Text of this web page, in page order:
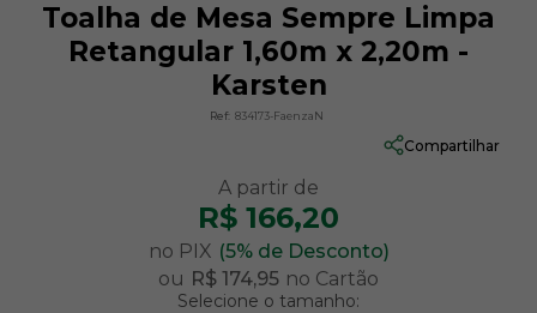
Toalha de Mesa Sempre Limpa
Retangular 1,60m x 2,20m -
Karsten
Ref: 834173-FaenzaN
Compartilhar
R$ 166,20
no PIX (5% de Desconto)
ou R$ 174,95 no Cartão
Selecione o tamanho: